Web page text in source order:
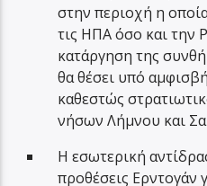
στην περιοχή η
τις ΗΠΑ όσο και την
κατάργηση της
θα θέσει υπό
καθεστώς
νήσων Λήμνου και
Η εσωτερική
προθέσεις Ερντογάν